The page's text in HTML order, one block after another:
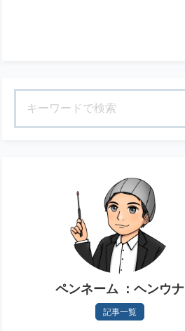
ペンネーム ：ヘンウナ
記事一覧